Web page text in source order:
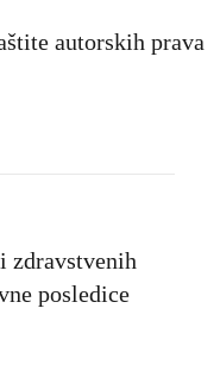
autorskih prava
zdravstvenih
posledice